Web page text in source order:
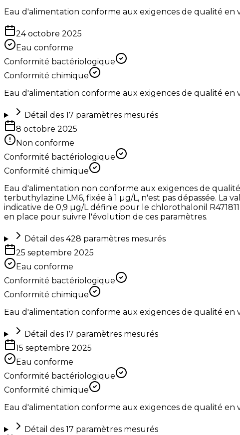
Eau d'alimentation conforme aux exigences de qualité
24 octobre 2025
Eau conforme
Conformité bactériologique
Conformité chimique
Eau d'alimentation conforme aux exigences de qualité
Détail des 17 paramètres mesurés
8 octobre 2025
Non conforme
Conformité bactériologique
Conformité chimique
Eau d'alimentation non conforme aux exigences de
terbuthylazine LM6, fixée à 1 µg/L, n'est pas dépassée. La
indicative de 0,9 µg/L définie pour le chlorothalonil
en place pour suivre l'évolution de ces paramètres.
Détail des 428 paramètres mesurés
25 septembre 2025
Eau conforme
Conformité bactériologique
Conformité chimique
Eau d'alimentation conforme aux exigences de qualité
Détail des 17 paramètres mesurés
15 septembre 2025
Eau conforme
Conformité bactériologique
Conformité chimique
Eau d'alimentation conforme aux exigences de qualité
Détail des 17 paramètres mesurés